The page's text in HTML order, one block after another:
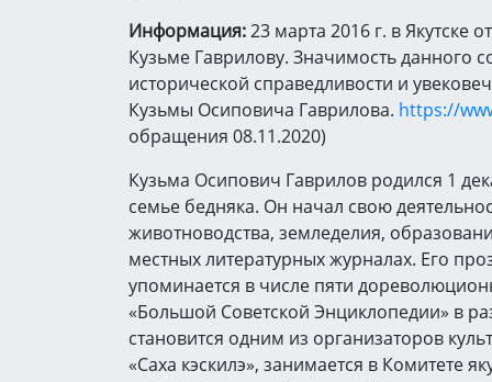
Информация:23 марта 2016 г. в Якутске
Кузьме Гаврилову. Значимость данного
исторической справедливости и
Кузьмы Осиповича Гаврилова. https://
обращения 08.11.2020)
Кузьма Осипович Гаврилов родился 1
семье бедняка. Он начал свою
животноводства, земледелия,
местных литературных журналах. Его
упоминается в числе пяти
«Большой Советской Энциклопедии» в
становится одним из организаторов
«Саха кэскилэ», занимается в Комитете